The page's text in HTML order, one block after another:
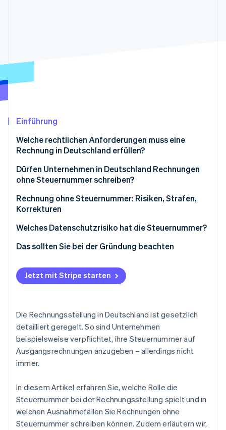
Stripe-Sessions 2026
Erfahren Sie, wie Stripe Lösungen für
Jetzt ansehen
Einführung
Welche rechtlichen Anforderungen muss eine
Rechnung in Deutschland erfüllen?
Steuernummer
Weitere Pflichtangaben
Dürfen Unternehmen in Deutschland Rechnungen
ohne Steuernummer schreiben?
Kleinbetragsrechnungen
Rechnung ohne Steuernummer: Risiken, Strafen,
Korrekturen
Rechnungskorrekturen
Welches Datenschutzrisiko hat die Steuernummer?
Schutzmaßnahmen
Das sollten Sie bei der Gründung beachten
Fragebogen zeitnah ausfüllen
Rechnungen aufschieben oder absprechen
Jetzt mit Stripe starten
Die Rechnungsstellung in Deutschland ist gesetzlich
detailliert geregelt. So sind Unternehmen
beispielsweise verpflichtet, ihre Steuernummer auf
Ausgangsrechnungen anzugeben – allerdings nicht
immer.
In diesem Artikel erfahren Sie, welche Rolle die
Steuernummer bei der Rechnungsstellung spielt und in
welchen Ausnahmefällen Sie Rechnungen ohne
Steuernummer schreiben können. Zudem erläutern wir,